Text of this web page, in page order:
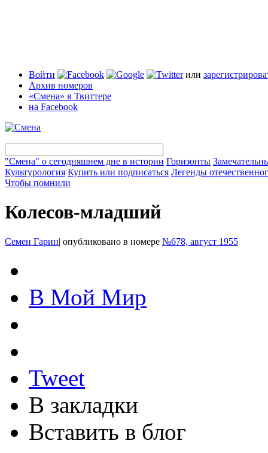
Войти или
Архив номеров
«Смена» в Твиттере
на Facebook
"Смена" о сегодняшнем дне в истории Горизонты
Культурология Купить или подписаться Легенды
Чтобы помнили
Колесов-младший
Семен Гарин| опубликовано в номере №678, август 1955
В Мой Мир
Tweet
В закладки
Вставить в блог